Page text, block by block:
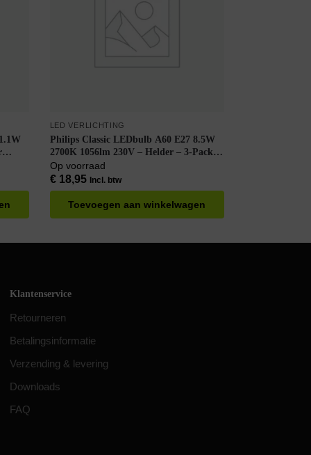
LED VERLICHTING
Philips Classic LEDbulb A60 E27 8.5W
2700K 1056lm 230V – Helder – 3-Pack –
Warm Wit
Op voorraad
€18,95 Incl. btw
Toevoegen aan winkelwagen
Klantenservice
Retourneren
Betalingsinformatie
Verzending & levering
Downloads
FAQ